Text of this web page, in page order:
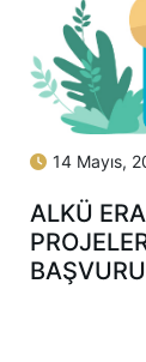
14 Mayıs,
ALKÜ